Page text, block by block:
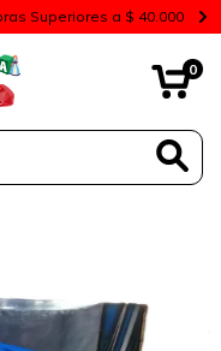
Superiores a $ 40.000
0